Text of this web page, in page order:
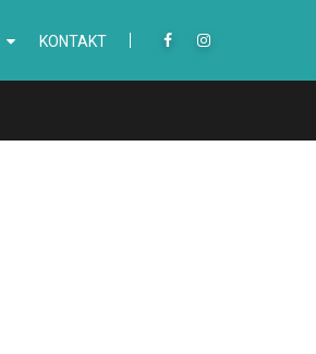
KONTAKT